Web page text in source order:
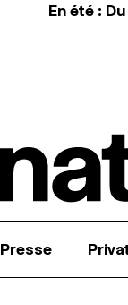
En été :
Presse